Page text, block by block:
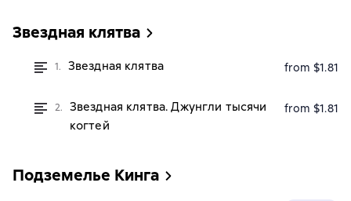
Звездная клятва
1. Звездная клятва from $1.81
2.
Звездная клятва. Джунгли тысячи
когтей
from $1.81
Подземелье Кинга